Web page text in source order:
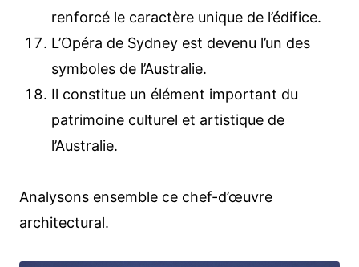
renforcé le caractère unique de l’édifice.
L’Opéra de Sydney est devenu l’un des
symboles de l’Australie.
Il constitue un élément important du
patrimoine culturel et artistique de
l’Australie.
Analysons ensemble ce chef-d’œuvre
architectural.